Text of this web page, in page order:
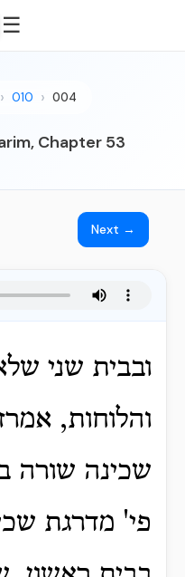
☰
010 004
Chapter 53
Next →
ובבית שני
והלוחות,
שכינה שורה
פי' מדרגת